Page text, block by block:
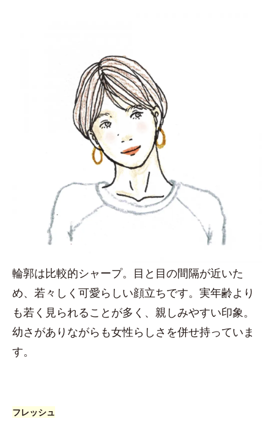
輪郭は比較的シャープ。目と目の間隔が近いた
め、若々しく可愛らしい顔立ちです。実年齢より
も若く見られることが多く、親しみやすい印象。
幼さがありながらも女性らしさを併せ持っていま
す。
フレッシュ